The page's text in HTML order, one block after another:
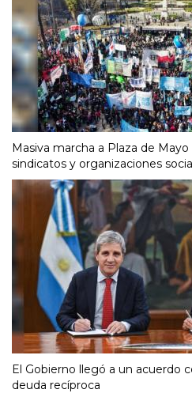
Masiva marcha a Plaza de
sindicatos y organizaciones
El Gobierno llegó a un acuerdo
deuda recíproca